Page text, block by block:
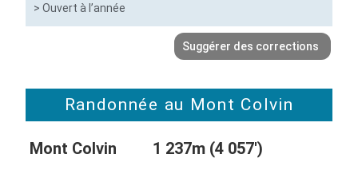
> Ouvert à l’année
Suggérer des corrections
Randonnée au Mont Colvin
Mont Colvin 1 237m (4 057′)